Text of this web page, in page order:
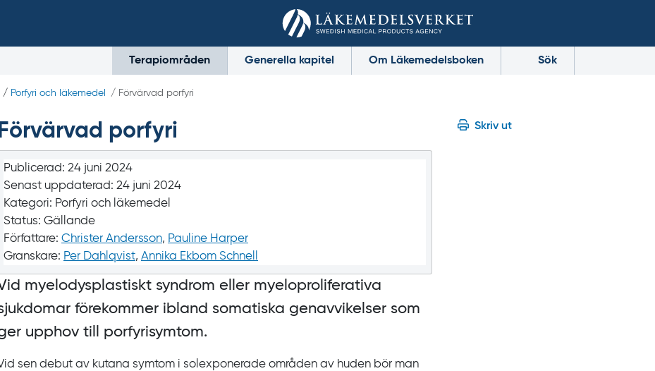
Terapiområden Generella kapitel Om Läkemedelsboken Sök
/ Porfyri och läkemedel / Förvärvad porfyri
Skriv ut
Förvärvad porfyri
Publicerad: 24 juni 2024
Senast uppdaterad: 24 juni 2024
Kategori: Porfyri och läkemedel
Status: Gällande
Författare: Christer Andersson, Pauline Harper
Granskare: Per Dahlqvist, Annika Ekbom Schnell
myelodysplastiskt syndrom eller myeloproliferativa
förekommer ibland somatiska genavvikelser som
upphov till porfyrisymtom.
sen debut av kutana symtom i solexponerade områden av huden bör man